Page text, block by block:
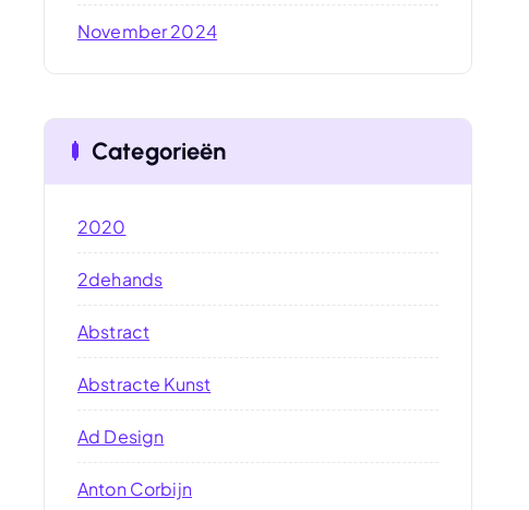
November 2024
Categorieën
2020
2dehands
Abstract
Abstracte Kunst
Ad Design
Anton Corbijn